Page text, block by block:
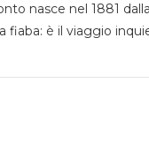
nasce nel 1881
fiaba: è il viaggio